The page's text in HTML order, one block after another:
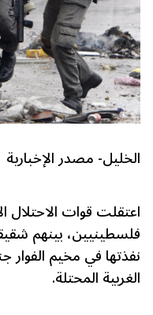
الخليل- مصدر الإخبارية
اعتقلت قوات الاحتلال
فلسطينيين، بينهم
نفذتها في مخيم
الغربية المحتلة.